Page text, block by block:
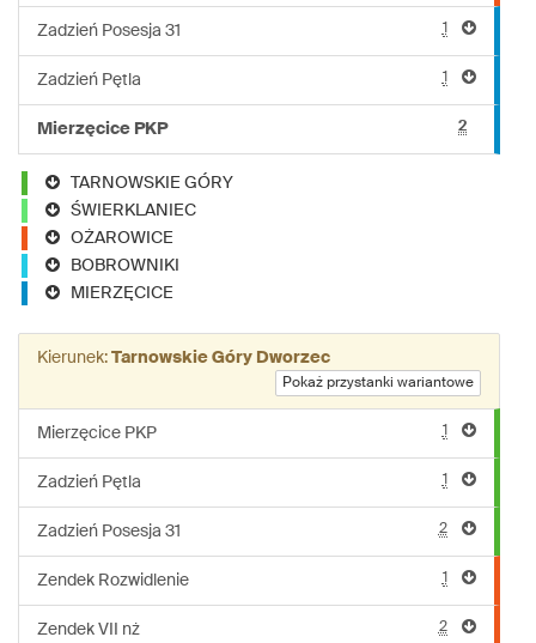
Zadzień Posesja 31 1
Zadzień Pętla 1
Mierzęcice PKP 2
TARNOWSKIE GÓRY
ŚWIERKLANIEC
OŻAROWICE
BOBROWNIKI
MIERZĘCICE
Kierunek: Tarnowskie Góry Dworzec
Pokaż przystanki wariantowe
Mierzęcice PKP 1
Zadzień Pętla 1
Zadzień Posesja 31 2
Zendek Rozwidlenie 1
Zendek VII nż 2